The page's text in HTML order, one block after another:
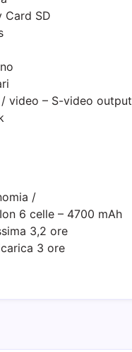
Card SD
video – S-video output
/
6 celle – 4700 mAh
3,2 ore
3 ore